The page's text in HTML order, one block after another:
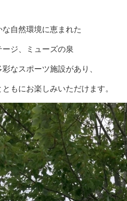
自然環境に恵まれた
ジ、ミューズの泉
なスポーツ施設があり、
もにお楽しみいただけます。